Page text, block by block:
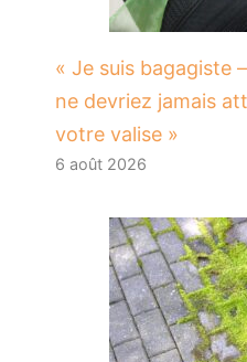
« Je suis bagagiste
ne devriez jamais
votre valise »
6 août 2026